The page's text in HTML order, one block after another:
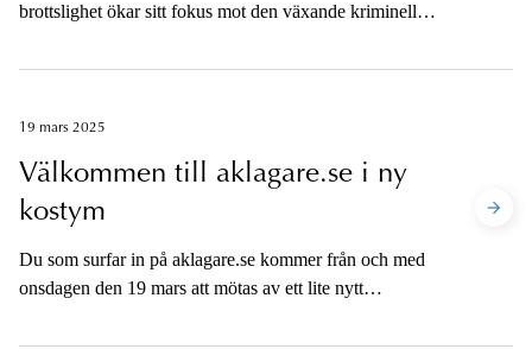
brottslighet ökar sitt fokus mot den växande kriminella
beslut i tingsrätt uppgick 2024 till 46 miljoner kronor,
2024 var också återkraven för felaktiga bidrag och
framgår av återrapporteringen till regeringen.
19 mars 2025
Välkommen till aklagare.se i ny
kostym
Du som surfar in på aklagare.se kommer från och med
onsdagen den 19 mars att mötas av ett lite nytt